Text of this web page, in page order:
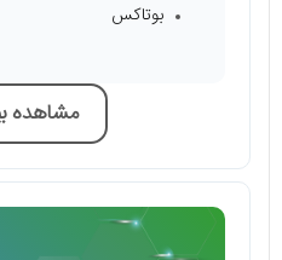
بوتاکس
مشاهده